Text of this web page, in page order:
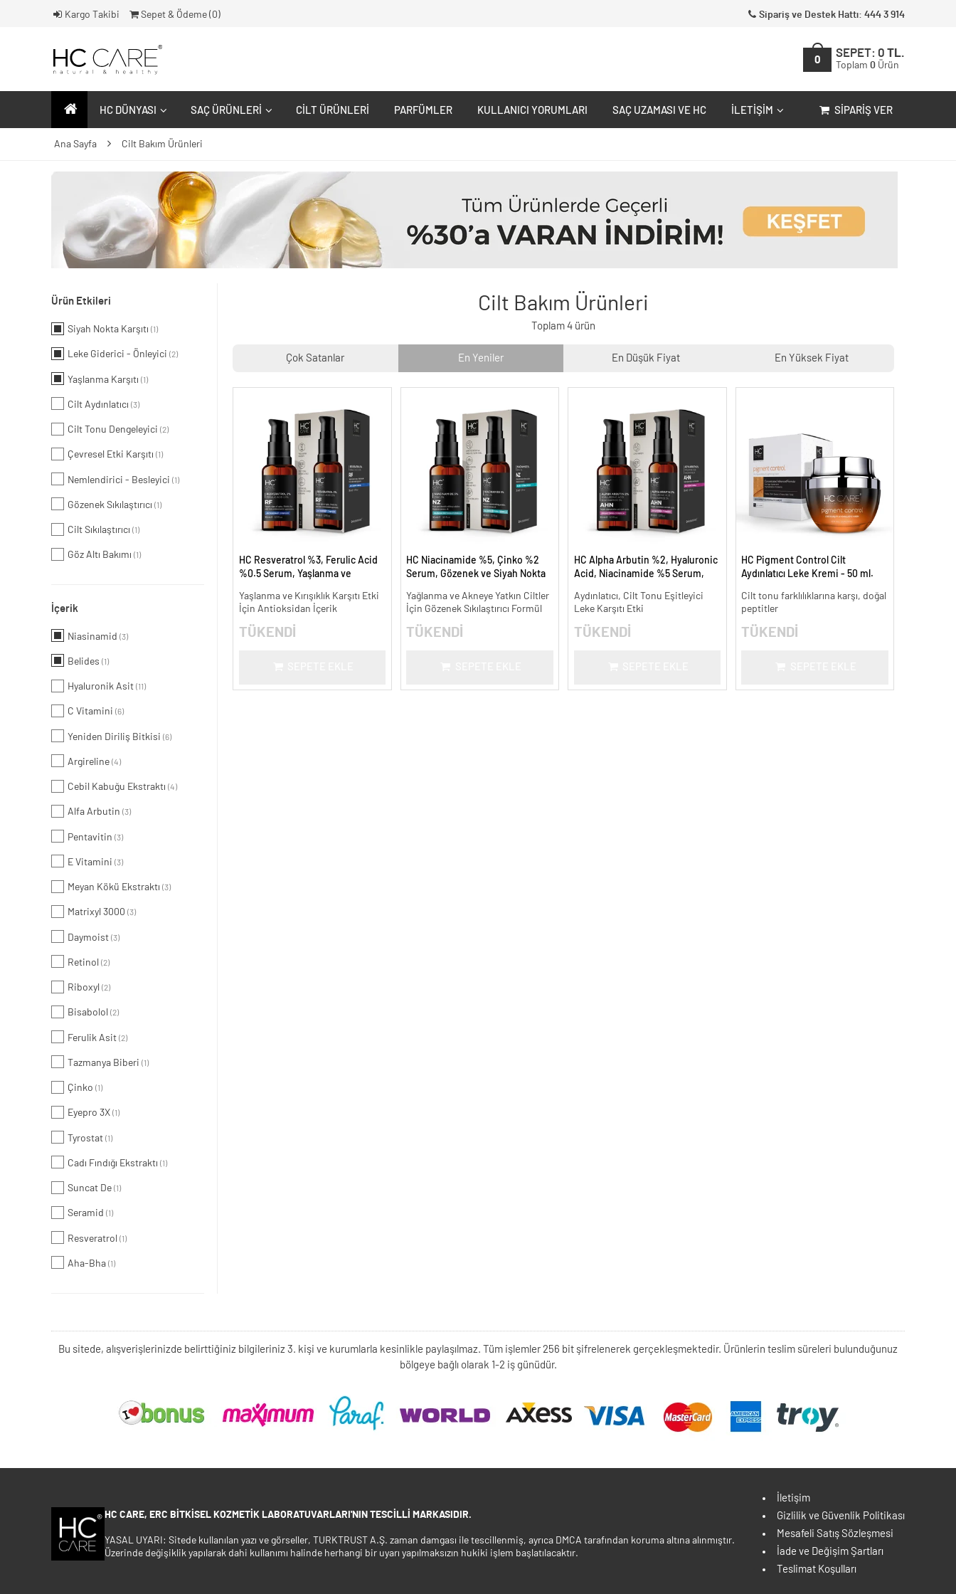
Kargo Takibi Sepet & Ödeme ( 0) Sipariş ve Destek Hattı: 444 3 914
0
SEPET: 0 TL.
Toplam 0 Ürün
HC DÜNYASI SAÇ ÜRÜNLERI CILT ÜRÜNLERI PARFÜMLER KULLANICI YORUMLARI SAÇ UZAMASI VE HC İLETIŞIM SIPARIŞ VER
Ana Sayfa Cilt Bakım Ürünleri
Ürün Etkileri
Siyah Nokta Karşıtı (1)
Leke Giderici - Önleyici (2)
Yaşlanma Karşıtı (1)
Cilt Aydınlatıcı (3)
Cilt Tonu Dengeleyici (2)
Çevresel Etki Karşıtı (1)
Nemlendirici - Besleyici (1)
Gözenek Sıkılaştırıcı (1)
Cilt Sıkılaştırıcı (1)
Göz Altı Bakımı (1)
İçerik
Niasinamid (3)
Belides (1)
Hyaluronik Asit (11)
C Vitamini (6)
Yeniden Diriliş Bitkisi (6)
Argireline (4)
Cebil Kabuğu Ekstraktı (4)
Alfa Arbutin (3)
Pentavitin (3)
E Vitamini (3)
Meyan Kökü Ekstraktı (3)
Matrixyl 3000 (3)
Daymoist (3)
Retinol (2)
Riboxyl (2)
Bisabolol (2)
Ferulik Asit (2)
Tazmanya Biberi (1)
Çinko (1)
Eyepro 3X (1)
Tyrostat (1)
Cadı Fındığı Ekstraktı (1)
Suncat De (1)
Seramid (1)
Resveratrol (1)
Aha-Bha (1)
Cilt Bakım Ürünleri
Toplam 4 ürün
Çok Satanlar En Yeniler En Düşük Fiyat En Yüksek Fiyat
HC Resveratrol %3, Ferulic Acid
%0.5 Serum, Yaşlanma ve
Yaşlanma ve Kırışıklık Karşıtı Etki
İçin Antioksidan İçerik
TÜKENDİ
HC Niacinamide %5, Çinko %2
Serum, Gözenek ve Siyah Nokta
- 30 ml.
Yağlanma ve Akneye Yatkın Ciltler
İçin Gözenek Sıkılaştırıcı Formül
TÜKENDİ
HC Alpha Arbutin %2, Hyaluronic
Acid, Niacinamide %5 Serum,
Aydınlatıcı, Cilt Tonu Eşitleyici
Leke Karşıtı Etki
TÜKENDİ
HC Pigment Control Cilt
Aydınlatıcı Leke Kremi - 50 ml.
Cilt tonu farklılıklarına karşı, doğal
peptitler
TÜKENDİ
Bu sitede, alışverişlerinizde belirttiğiniz bilgileriniz 3. kişi ve kurumlarla kesinlikle paylaşılmaz. Tüm işlemler 256 bit şifrelenerek gerçekleşmektedir. Ürünlerin teslim süreleri bulunduğunuz
bölgeye bağlı olarak 1-2 iş günüdür.
HC CARE, ERC BITKISEL KOZMETIK LABORATUVARLARI'NIN TESCILLI MARKASIDIR.
YASAL UYARI: Sitede kullanılan yazı ve görseller, TURKTRUST A.Ş. zaman damgası ile tescillenmiş, ayrıca DMCA tarafından koruma altına alınmıştır.
Üzerinde değişiklik yapılarak dahi kullanımı halinde herhangi bir uyarı yapılmaksızın hukiki işlem başlatılacaktır.
İletişim
Gizlilik ve Güvenlik Politikası
Mesafeli Satış Sözleşmesi
İade ve Değişim Şartları
Teslimat Koşulları